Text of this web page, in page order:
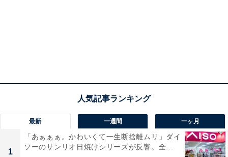
最新 一週間 一ヶ月
1
「あぁぁぁ。かわいくて一生断捨離ムリ」ダイ
ソーのサンリオ日焼けシリーズが反響。全...